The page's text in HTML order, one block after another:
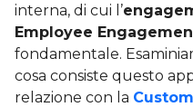
interna, di cui l’
Employee
fondamentale.
cosa consiste questo
relazione con la